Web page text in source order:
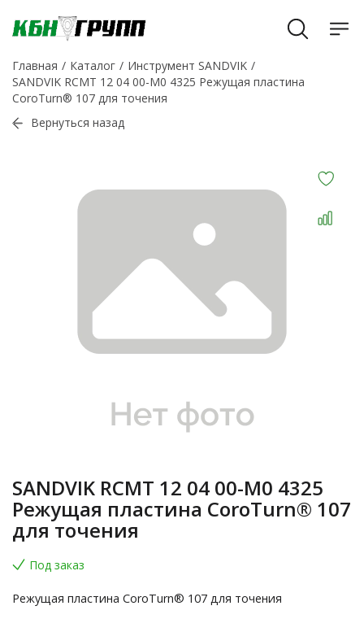
Главная Каталог
Инструмент SANDVIK
SANDVIK RCMT 12 04 00-M0 4325 Режущая пластина
CoroTurn® 107 для точения
Вернуться назад
SANDVIK RCMT 12 04 00-M0 4325
Режущая пластина CoroTurn® 107
для точения
Под заказ
Режущая пластина CoroTurn® 107 для точения